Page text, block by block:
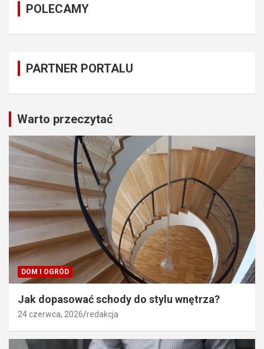
POLECAMY
PARTNER PORTALU
Warto przeczytać
DOM I OGRÓD
Jak dopasować schody do stylu wnętrza?
24 czerwca, 2026 redakcja